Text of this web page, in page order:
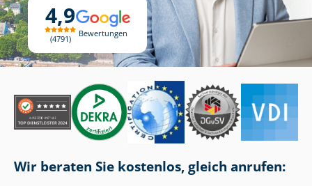
4,9
4791
Bewertungen
Wir beraten Sie kostenlos, gleich anrufen: